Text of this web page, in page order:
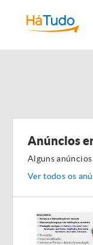
Anúncios
Alguns anúncios
Ver todos os